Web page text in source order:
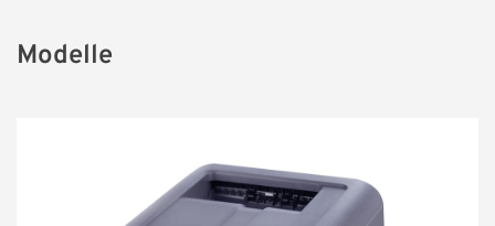
Modelle